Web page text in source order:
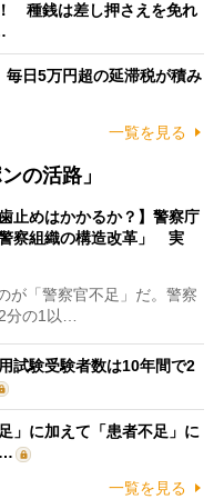
種銭は差し押さえを免れ
日5万円超の延滞税が積み
一覧を見る
の活路」
止めはかかるか？】警察庁
察組織の構造改革」 実
が「警察官不足」だ。警察
分の1以…
試験受験者数は10年間で2
」に加えて「患者不足」に
…
一覧を見る